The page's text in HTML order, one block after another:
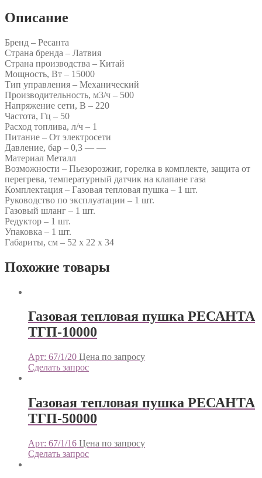
Описание
Бренд – Ресанта
Страна бренда – Латвия
Страна производства – Китай
Мощность, Вт – 15000
Тип управления – Механический
Производительность, м3/ч – 500
Напряжение сети, В – 220
Частота, Гц – 50
Расход топлива, л/ч – 1
Питание – От электросети
Давление, бар – 0,3 — —
Материал Металл
Возможности – Пьезорозжиг, горелка в комплекте, защита от
перегрева, температурный датчик на клапане газа
Комплектация – Газовая тепловая пушка – 1 шт.
Руководство по эксплуатации – 1 шт.
Газовый шланг – 1 шт.
Редуктор – 1 шт.
Упаковка – 1 шт.
Габариты, см – 52 х 22 х 34
Похожие товары
Газовая тепловая пушка РЕСАНТА
ТГП-10000
Арт: 67/1/20 Цена по запросу
Сделать запрос
Газовая тепловая пушка РЕСАНТА
ТГП-50000
Арт: 67/1/16 Цена по запросу
Сделать запрос